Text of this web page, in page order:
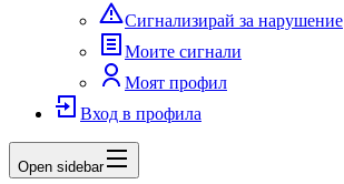
Сигнализирай за нарушение
Моите сигнали
Моят профил
Вход в профила
Open sidebar